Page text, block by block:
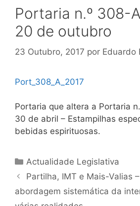
Portaria n.º 308-
20 de outubro
23 Outubro, 2017 por Eduardo
Port_308_A_2017
Portaria que altera a Portaria
30 de abril – Estampilhas
bebidas espirituosas.
Categorias
Actualidade Legislativa
Navegação
de
Partilha, IMT e Mais-Valias
abordagem sistemática da